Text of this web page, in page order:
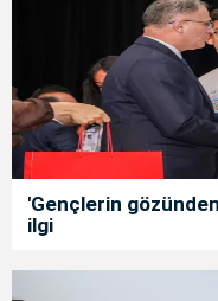
'Gençlerin
ilgi